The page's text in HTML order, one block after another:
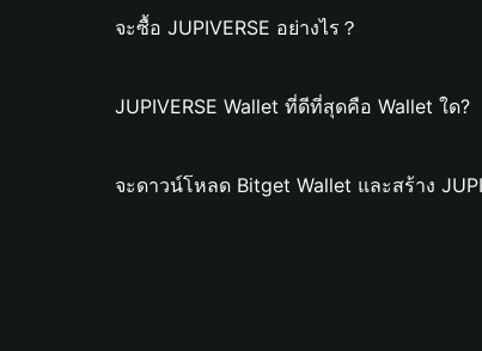
จะซื้อ JUPIVERSE อย่างไร？
JUPIVERSE Wallet ที่ดีที่สุดคือ Wallet ใด?
จะดาวน์โหลด Bitget Wallet และสร้าง